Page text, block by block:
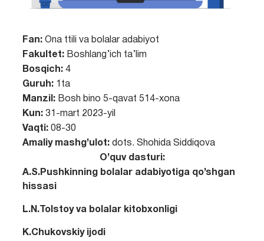
Fan: Ona ttili va bolalar adabiyot
Fakultet:Boshlang’ich ta’lim
Bosqich:4
Guruh:1ta
Manzil:Bosh bino 5-qavat 514-xona
Kun: 31-mart 2023-yil
Vaqti:08-30
Amaliy mashg’ulot:dots. Shohida Siddiqova
O’quv dasturi:
A.S.Pushkinning bolalar adabiyotiga qo’shgan
hissasi
L.N.Tolstoy va bolalar kitobxonligi
K.Chukovskiy ijodi